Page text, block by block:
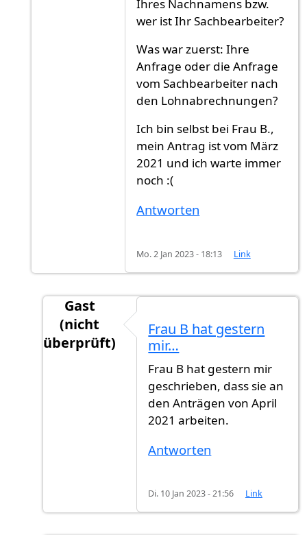
Ihres Nachnamens bzw.
wer ist Ihr Sachbearbeiter?
Was war zuerst: Ihre
Anfrage oder die Anfrage
vom Sachbearbeiter nach
den Lohnabrechnungen?
Ich bin selbst bei Frau B.,
mein Antrag ist vom März
2021 und ich warte immer
noch :(
Antworten
Mo. 2 Jan 2023 - 18:13 Link
Gast
(nicht
überprüft)
Frau B hat gestern
mir…
Frau B hat gestern mir
geschrieben, dass sie an
den Anträgen von April
2021 arbeiten.
Antworten
Di. 10 Jan 2023 - 21:56 Link